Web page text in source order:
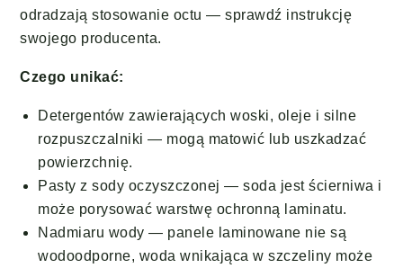
odradzają stosowanie octu — sprawdź instrukcję
swojego producenta.
Czego unikać:
Detergentów zawierających woski, oleje i silne
rozpuszczalniki — mogą matowić lub uszkadzać
powierzchnię.
Pasty z sody oczyszczonej — soda jest ścierniwa i
może porysować warstwę ochronną laminatu.
Nadmiaru wody — panele laminowane nie są
wodoodporne, woda wnikająca w szczeliny może